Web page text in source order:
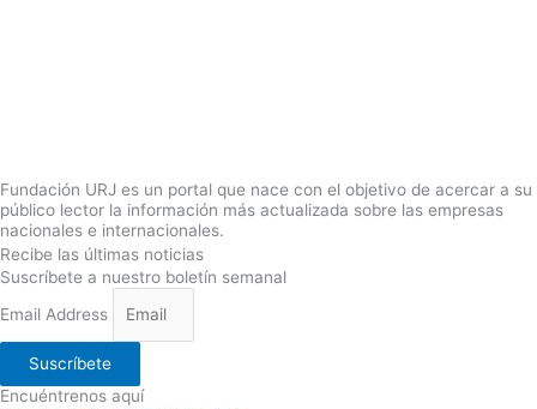
Fundación URJ es un portal que nace con el objetivo de acercar a su
público lector la información más actualizada sobre las empresas
nacionales e internacionales.
Recibe las últimas noticias
Suscríbete a nuestro boletín semanal
Email Address
Suscríbete
Encuéntrenos aquí